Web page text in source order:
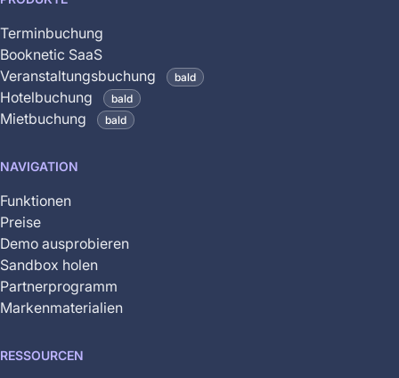
is
coming
soon
and
is
yet
available
Terminbuchung
Booknetic SaaS
Veranstaltungsbuchung
bald
Hotelbuchung bald
Mietbuchung bald
NAVIGATION
Funktionen
Preise
Demo ausprobieren
Sandbox holen
Partnerprogramm
Markenmaterialien
RESSOURCEN